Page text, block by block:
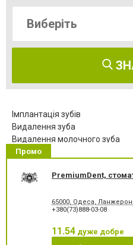
Імплантація зубів
Видалення зуба
Видалення молочного зуба
Видалення постійного зуба
Герметизація фісур
Естетична реставрація
Зубні протези
Комп'ютерна томографія
Промо
PremiumDent,
65000, Одеса,
+380(73)888-03-08
11.54 дуже добре